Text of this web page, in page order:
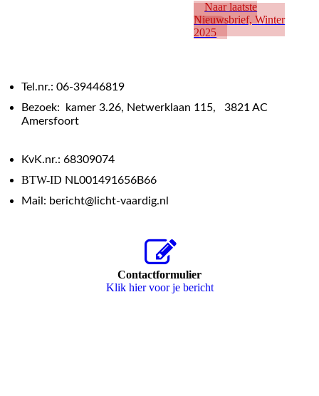
Naar laatste
Nieuwsbrief, Winter
2025
Tel.nr.: 06-39446819
Bezoek: kamer 3.26, Netwerklaan 115, 3821 AC
Amersfoort
KvK.nr.: 68309074
BTW-ID NL001491656B66
Mail: bericht@licht-vaardig.nl
Contactformulier
Klik hier voor je bericht